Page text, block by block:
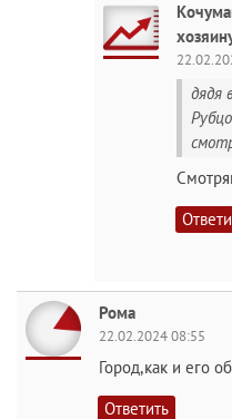
дядя
Рома
22.02.2024 08:55
Город,как и его
Ответить